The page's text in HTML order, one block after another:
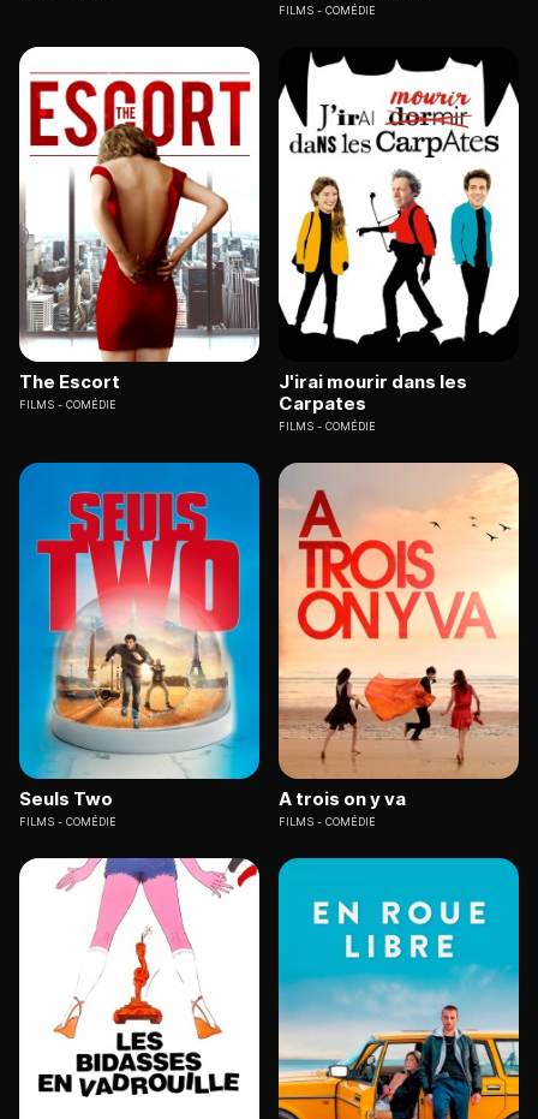
FILMS COMÉDIE
The Escort
FILMS COMÉDIE
J'irai mourir dans les
Carpates
FILMS COMÉDIE
Seuls Two
FILMS COMÉDIE
A trois on y va
FILMS COMÉDIE